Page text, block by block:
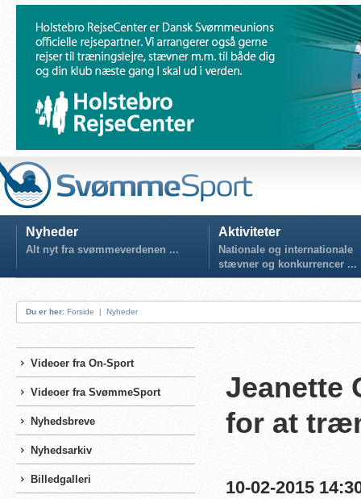
Nyheder
Alt nyt fra svømmeverdenen ...
Aktiviteter
Nationale og internationale
stævner og konkurrencer ...
Du er her: Forside | Nyheder
Videoer fra On-Sport
Videoer fra SvømmeSport
Nyhedsbreve
Nyhedsarkiv
Billedgalleri
Jeanette
for at
10-02-2015